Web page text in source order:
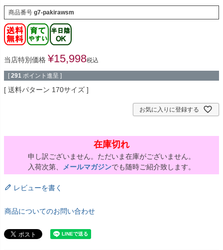
商品番号 g7-pakirawsm
当店特別価格 ¥15,998税込
[ 291 ポイント進呈 ]
送料パターン 170サイズ
お気に入りに登録する
在庫切れ
申し訳ございません。ただいま在庫がございません。
入荷次第、
メールマガジンでも随時ご紹介致します。
レビューを書く
商品についてのお問い合わせ